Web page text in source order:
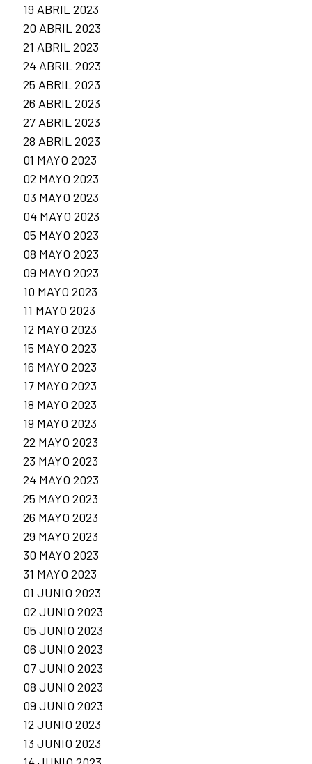
19 ABRIL 2023
20 ABRIL 2023
21 ABRIL 2023
24 ABRIL 2023
25 ABRIL 2023
26 ABRIL 2023
27 ABRIL 2023
28 ABRIL 2023
01 MAYO 2023
02 MAYO 2023
03 MAYO 2023
04 MAYO 2023
05 MAYO 2023
08 MAYO 2023
09 MAYO 2023
10 MAYO 2023
11 MAYO 2023
12 MAYO 2023
15 MAYO 2023
16 MAYO 2023
17 MAYO 2023
18 MAYO 2023
19 MAYO 2023
22 MAYO 2023
23 MAYO 2023
24 MAYO 2023
25 MAYO 2023
26 MAYO 2023
29 MAYO 2023
30 MAYO 2023
31 MAYO 2023
01 JUNIO 2023
02 JUNIO 2023
05 JUNIO 2023
06 JUNIO 2023
07 JUNIO 2023
08 JUNIO 2023
09 JUNIO 2023
12 JUNIO 2023
13 JUNIO 2023